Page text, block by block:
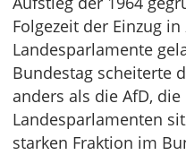
Folgezeit der Einzug
Landesparlamente
Bundestag scheiterte
anders als die AfD,
Landesparlamenten
starken Fraktion im